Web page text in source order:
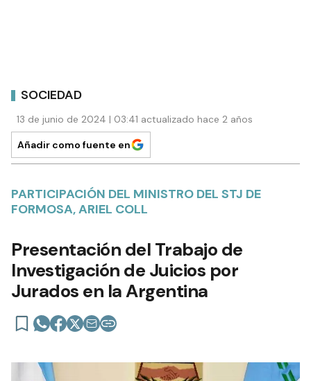
SOCIEDAD
13 de junio de 2024 | 03:41 actualizado hace 2 años
Añadir como fuente en
PARTICIPACIÓN DEL MINISTRO DEL STJ DE
FORMOSA, ARIEL COLL
Presentación del Trabajo de
Investigación de Juicios por
Jurados en la Argentina